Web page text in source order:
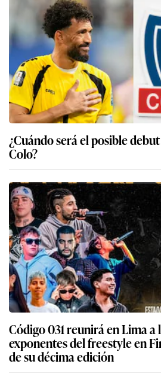
¿Cuándo será el posible
Colo?
Código 031 reunirá en Lima a
exponentes del freestyle en
de su décima edición